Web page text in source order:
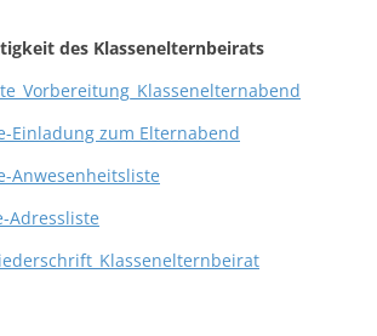
des Klassenelternbeirats
Einladung zum Elternabend
Anwesenheitsliste
Adressliste